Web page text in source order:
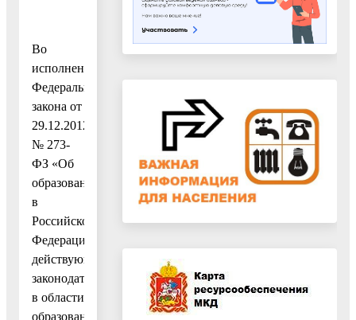
Во
исполнение
Федерального
закона от
29.12.2012
№ 273-
ФЗ «Об
образовании
в
Российской
Федерации»,
действующего
законодательства
в области
образования